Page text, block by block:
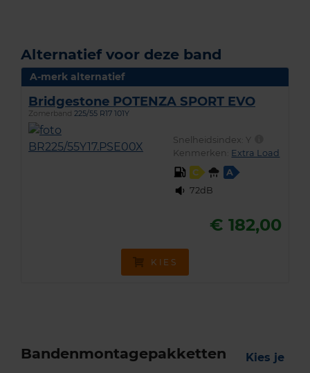
Alternatief voor deze band
A-merk alternatief
Bridgestone POTENZA SPORT EVO
Zomerband 225/55 R17 101Y
Snelheidsindex: Y
Kenmerken: Extra Load
C
A
72dB
€ 182,00
KIES
Bandenmontagepakketten
Kies je